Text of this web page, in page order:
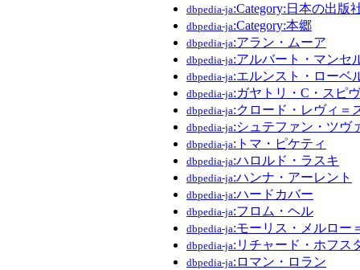
dbpedia-ja:Category:日本の出版
dbpedia-ja:Category:本郷
dbpedia-ja:アラン・ムーア
dbpedia-ja:アルバート・マンセ
dbpedia-ja:エルンスト・ローベ
dbpedia-ja:ガヤトリ・C・スピ
dbpedia-ja:クロード・レヴィ＝
dbpedia-ja:シュテファン・ツヴ
dbpedia-ja:トマ・ピケティ
dbpedia-ja:ハロルド・ラスキ
dbpedia-ja:ハンナ・アーレント
dbpedia-ja:ハードカバー
dbpedia-ja:フロム・ヘル
dbpedia-ja:モーリス・メルロー
dbpedia-ja:リチャード・ホフス
dbpedia-ja:ロマン・ロラン